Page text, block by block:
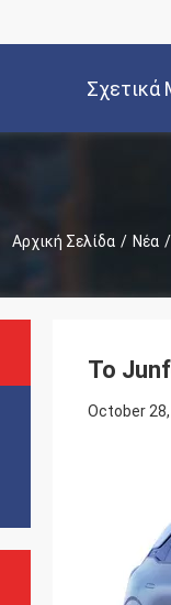
Σχετικά
Αρχική Σελίδα / Νέα /
Το
October